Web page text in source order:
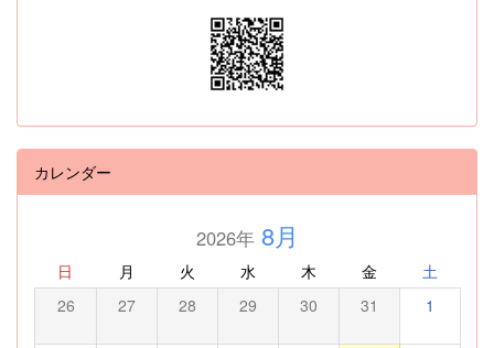
カレンダー
2026年8月
日 月 火 水 木 金 土
26 27 28 29 30 31 1